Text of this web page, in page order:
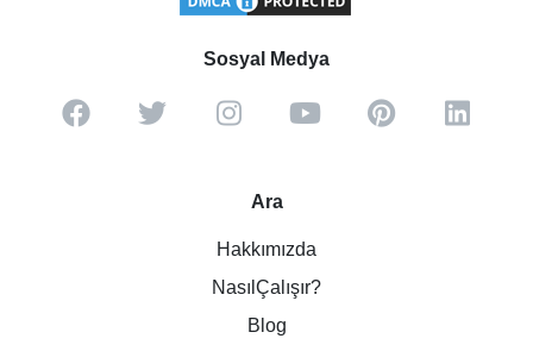
Sosyal Medya
Ara
Hakkımızda
NasılÇalışır?
Blog